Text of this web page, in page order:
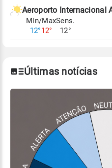
Aeroporto Internacional
Mín/Max
12°12°
Sens.
12°
Últimas notícias